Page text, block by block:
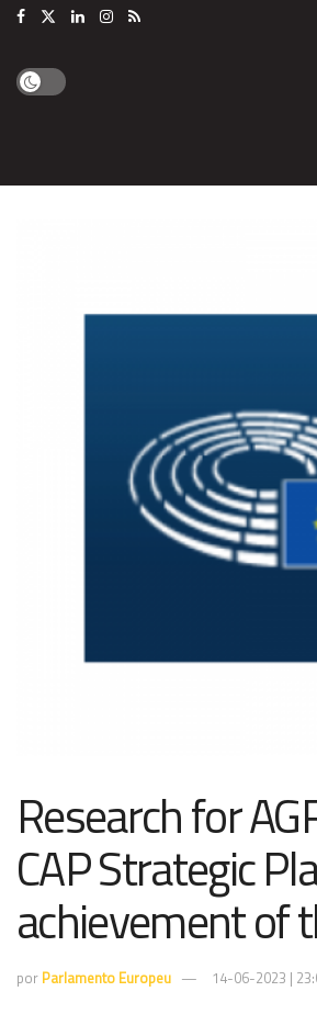
Research for
CAP Strategic
achievement of
por Parlamento Europeu 14-06-2023 |